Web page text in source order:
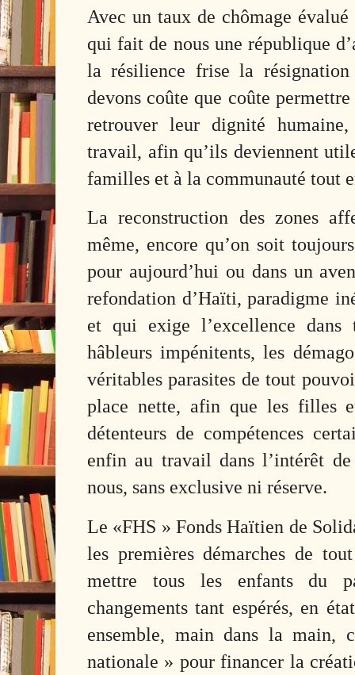
Avec un taux de chômage
qui fait de nous une république
la résilience frise la
devons coûte que coûte
retrouver leur dignité
travail, afin qu’ils deviennent
familles et à la communauté tout
La reconstruction des zones
même, encore qu’on soit
pour aujourd’hui ou dans un
refondation d’Haïti, paradigme
et qui exige l’excellence dans
hâbleurs impénitents, les
véritables parasites de tout
place nette, afin que les filles
détenteurs de compétences
enfin au travail dans l’intérêt
nous, sans exclusive ni réserve.
Le «FHS » Fonds Haïtien de
les premières démarches de
mettre tous les enfants du
changements tant espérés, en
ensemble, main dans la main,
nationale » pour financer la